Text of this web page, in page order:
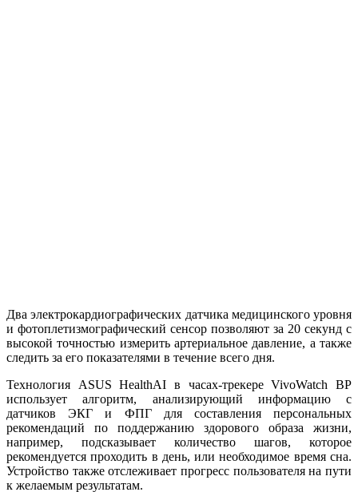
Два электрокардиографических датчика медицинского уровня
и фотоплетизмографический сенсор позволяют за 20 секунд с
высокой точностью измерить артериальное давление, а также
следить за его показателями в течение всего дня.
Технология ASUS HealthAI в часах-трекере VivoWatch BP
использует алгоритм, анализирующий информацию с
датчиков ЭКГ и ФПГ для составления персональных
рекомендаций по поддержанию здорового образа жизни,
например, подсказывает количество шагов, которое
рекомендуется проходить в день, или необходимое время сна.
Устройство также отслеживает прогресс пользователя на пути
к желаемым результатам.